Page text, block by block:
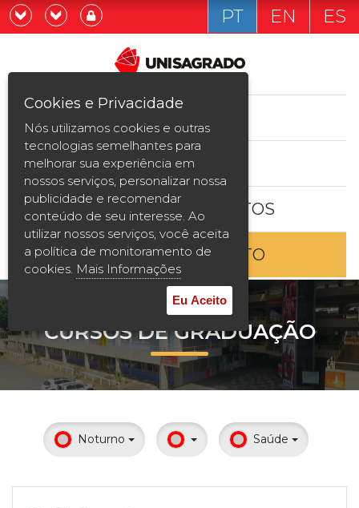
Graduação
Pós-graduação e MBA
Curta Duração
Vestibular
2ª Graduação
Transferência
Reingresso
Prouni
Desconto de pontualidade
Já sou estudande
Quero ser estudante
PT EN ES
ESTUDE AQUI
BOLSAS E DESCONTOS
ENTRE EM CONTATO
CURSOS DE GRADUAÇÃO
Noturno Saúde
Cookies e Privacidade
Nós utilizamos cookies e outras
tecnologias semelhantes para
melhorar sua experiência em
nossos serviços, personalizar nossa
publicidade e recomendar
conteúdo de seu interesse. Ao
utilizar nossos serviços, você aceita
a política de monitoramento de
cookies. Mais Informações
Eu Aceito